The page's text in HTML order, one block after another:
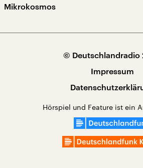
Mikrokosmos
© Deutschlandradio
Impressum
Hörspiel und Feature ist ein